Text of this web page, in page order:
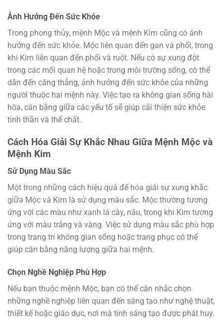
Ảnh Hưởng Đến Sức Khỏe
Trong phong thủy, mệnh Mộc và mệnh Kim cũng có ảnh
hưởng đến sức khỏe. Mộc liên quan đến gan và phổi, trong
khi Kim liên quan đến phổi và ruột. Nếu có sự xung đột
trong các mối quan hệ hoặc trong môi trường sống, có thể
dẫn đến căng thẳng, ảnh hưởng đến sức khỏe của những
người thuộc hai mệnh này. Việc tạo ra không gian sống hài
hòa, cân bằng giữa các yếu tố sẽ giúp cải thiện sức khỏe
tinh thần và thể chất.
Cách Hóa Giải Sự Khắc Nhau Giữa Mệnh Mộc và
Mệnh Kim
Sử Dụng Màu Sắc
Một trong những cách hiệu quả để hóa giải sự xung khắc
giữa Mộc và Kim là sử dụng màu sắc. Mộc thường tương
ứng với các màu như xanh lá cây, nâu, trong khi Kim tương
ứng với màu trắng và vàng. Việc sử dụng màu sắc phù hợp
trong trang trí không gian sống hoặc trang phục có thể
giúp cân bằng năng lượng giữa hai mệnh.
Chọn Nghề Nghiệp Phù Hợp
Nếu bạn thuộc mệnh Mộc, bạn có thể cân nhắc chọn
những nghề nghiệp liên quan đến sáng tạo như nghệ thuật,
thiết kế hoặc giáo dục, nơi mà tính sáng tạo được phát huy.